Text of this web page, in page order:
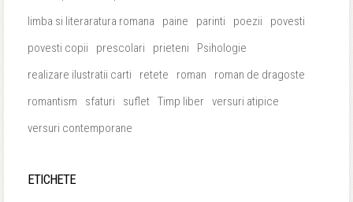
limba si literaratura romana
paine parinti poezii
povesti
povesti copii
prescolari prieteni
Psihologie
realizare ilustratii carti
retete roman
roman de dragoste
romantism
sfaturi suflet Timp liber versuri atipice
versuri contemporane
ETICHETE